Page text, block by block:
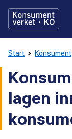
direkt
innehållet
Start Konsument
lagen